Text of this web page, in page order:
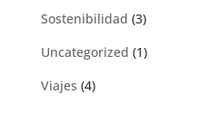
Sostenibilidad (3)
Uncategorized (1)
Viajes (4)